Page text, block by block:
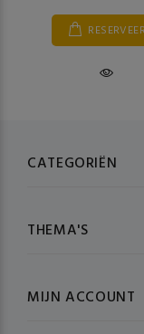
RESERVEER
CATEGORIËN
THEMA'S
MIJN ACCOUNT